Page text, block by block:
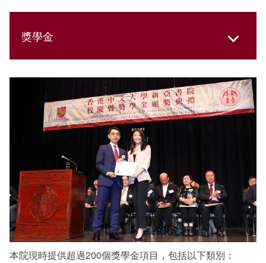
獎學金
本院現時提供超過200個獎學金項目，包括以下類別：